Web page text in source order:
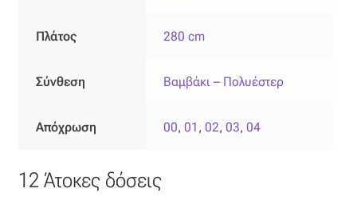
Πλάτος 280 cm
Σύνθεση Βαμβάκι – Πολυέστερ
Απόχρωση 00,01 ,02,03,04
12 Άτοκες δόσεις